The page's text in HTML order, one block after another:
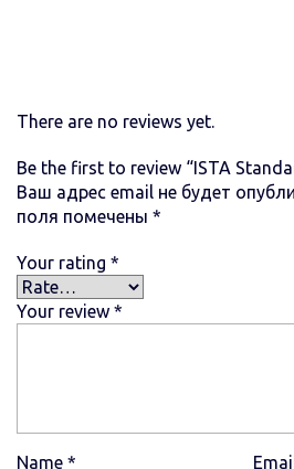
There are no reviews yet.
Be the first to review “ISTA
Ваш адрес email не будет
поля помечены *
Your rating *
Your review *
Name *